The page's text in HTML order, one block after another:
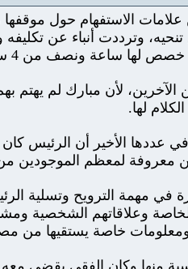
شلبي عن الأضواء خلال فترة ثورة 25 يناير،
وترددت أنباء عن تكليفه
ونصف من 4 ساعات قضاها مع الفنانين.
لأن مبارك لم يهتم
الكلام لها.
عددها الأخير أن الرئيس
معروفة لمعظم الموجودين من
في مهمة الترويح وتسلية
وعلاقاتهم الشخصية
خاصة يستقيها من